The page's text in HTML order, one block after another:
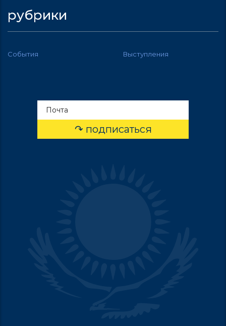
рубрики
События Выступления